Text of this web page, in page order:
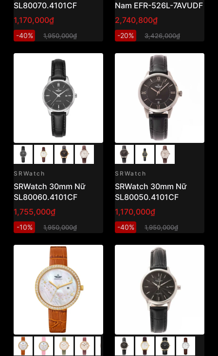
SL80070.4101CF
1,170,000₫
-40% 1,950,000₫
Nam EFR-526L-7AVUDF
2,740,800₫
-20% 3,426,000₫
SRWatch
SRWatch 30mm Nữ
SL80060.4101CF
1,755,000₫
-10% 1,950,000₫
SRWatch
SRWatch 30mm Nữ
SL80050.4101CF
1,170,000₫
-40% 1,950,000₫